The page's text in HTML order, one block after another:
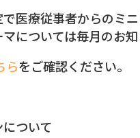
医療従事者からのミニ
については毎月のお
らをご確認ください。
ついて